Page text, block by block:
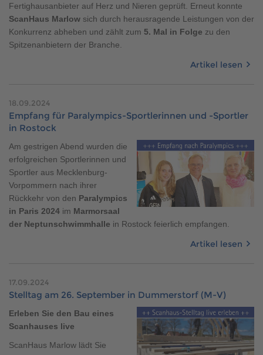
Fertighausanbieter auf Herz und Nieren geprüft. Erneut konnte
ScanHaus Marlow sich durch herausragende Leistungen von der
Konkurrenz abheben und zählt zum 5. Mal in Folge zu den
Spitzenanbietern der Branche.
Artikel lesen
18.09.2024
Empfang für Paralympics-Sportlerinnen und -Sportler
in Rostock
Am gestrigen Abend wurden die
erfolgreichen Sportlerinnen und
Sportler aus Mecklenburg-
Vorpommern nach ihrer
Rückkehr von den Paralympics
in Paris 2024 im Marmorsaal
der Neptunschwimmhalle in Rostock feierlich empfangen.
Artikel lesen
17.09.2024
Stelltag am 26. September in Dummerstorf (M-V)
Erleben Sie den Bau eines
Scanhauses live
ScanHaus Marlow lädt Sie